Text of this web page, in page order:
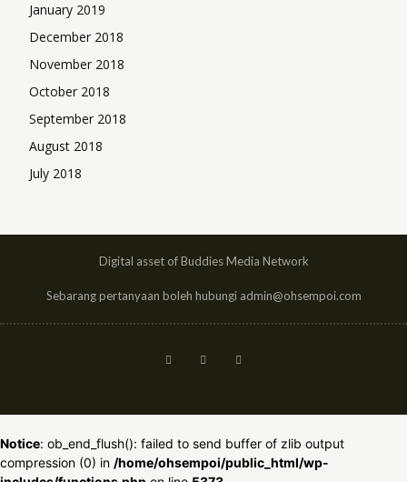
January 2019
December 2018
November 2018
October 2018
September 2018
August 2018
July 2018
Digital asset of Buddies Media Network
Sebarang pertanyaan boleh hubungi admin@ohsempoi.com
Notice: ob_end_flush(): failed to send buffer of zlib output
compression (0) in /home/ohsempoi/public_html/wp-